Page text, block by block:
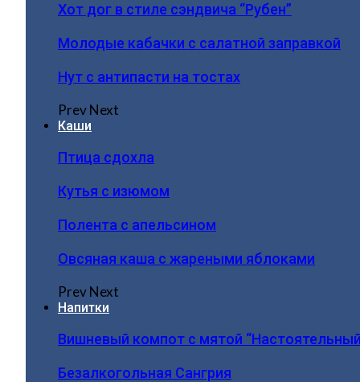
Хот дог в стиле сэндвича “Рубен”
Молодые кабачки с салатной заправкой
Нут с антипасти на тостах
PrevNext
Каши
Птица сдохла
Кутья с изюмом
Полента с апельсином
Овсяная каша с жареными яблоками
PrevNext
Напитки
Вишневый компот с мятой
Безалкогольная Сангрия